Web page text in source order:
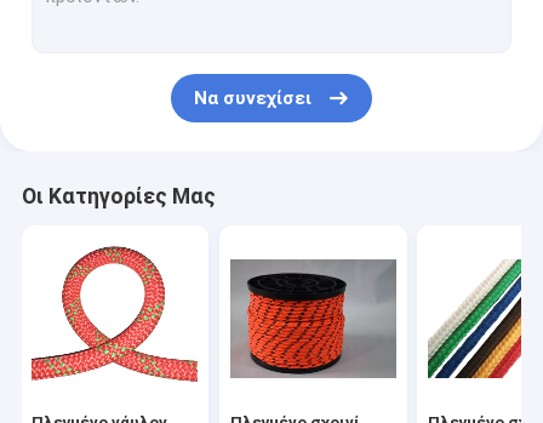
Να συνεχίσει
Οι Κατηγορίες Μας